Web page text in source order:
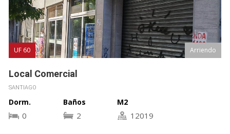
Arriendo
Baños M2
12019
UF 85